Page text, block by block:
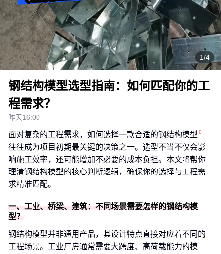
1/4
钢结构模型选型指南：如何匹配你的工
程需求？
昨天16:00
面对复杂的工程需求，如何选择一款合适的钢结构模型
往往成为项目初期最关键的决策之一。选型不当不仅会影
响施工效率，还可能增加不必要的成本负担。本文将帮你
理清钢结构模型的核心判断逻辑，确保你的选择与工程需
求精准匹配。
一、工业、桥梁、建筑：不同场景需要怎样的钢结构模
型？
钢结构模型并非通用产品，其设计特点直接对应着不同的
工程场景。工业厂房通常需要大跨度、高荷载能力的模